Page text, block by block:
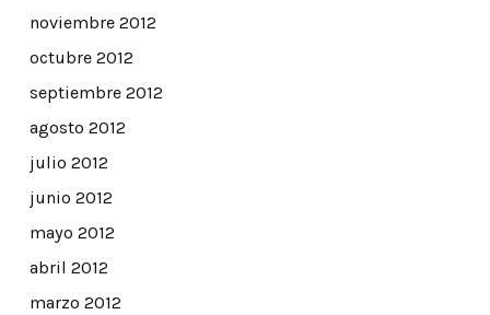
noviembre 2012
octubre 2012
septiembre 2012
agosto 2012
julio 2012
junio 2012
mayo 2012
abril 2012
marzo 2012